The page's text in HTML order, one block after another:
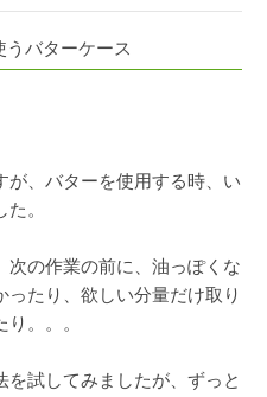
バターケース
が、バターを使用する時、い
。
次の作業の前に、油っぽくな
ったり、欲しい分量だけ取り
。。。
試してみましたが、ずっと